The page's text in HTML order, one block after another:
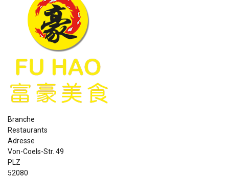
Branche
Restaurants
Adresse
Von-Coels-Str. 49
PLZ
52080